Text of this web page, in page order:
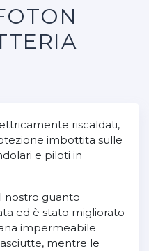
riscaldati,
imbottita sulle
e piloti in
nostro guanto
ed è stato migliorato
impermeabile
mentre le